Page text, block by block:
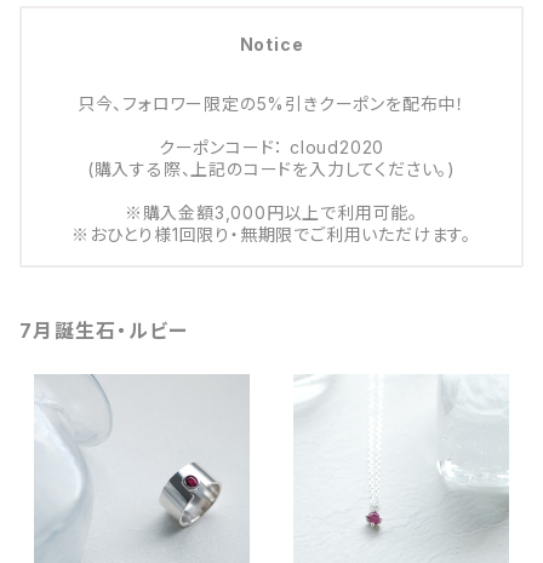
Notice
只今、フォロワー限定の5%引きクーポンを配布中！
クーポンコード： cloud2020
(購入する際、上記のコードを入力してください。)
※購入金額3,000円以上で利用可能。
※おひとり様1回限り・無期限でご利用いただけます。
7月誕生石・ルビー